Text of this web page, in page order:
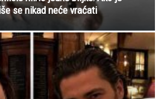
se nikad neće vraćati